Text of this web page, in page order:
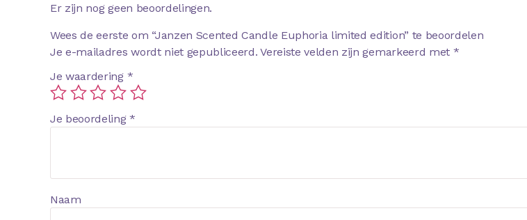
Er zijn nog geen beoordelingen.
Wees de eerste om “Janzen Scented Candle Euphoria limited edition” te beoordelen
Je e-mailadres wordt niet gepubliceerd. Vereiste velden zijn gemarkeerd met *
Je waardering *
Je beoordeling*
Naam